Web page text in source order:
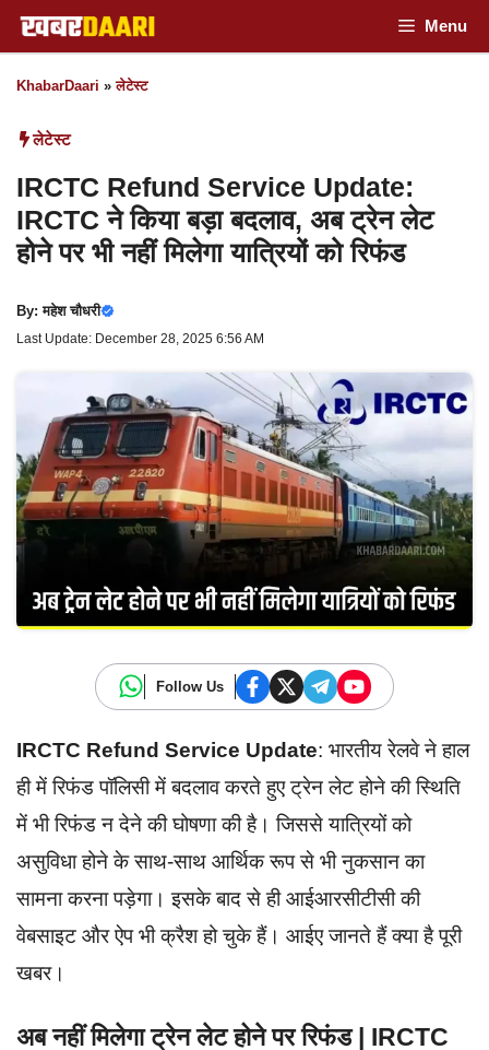
Skip
to
content
Menu
KhabarDaari »लेटेस्ट
लेटेस्ट
IRCTC Refund Service Update:
IRCTC ने किया बड़ा बदलाव, अब ट्रेन लेट
होने पर भी नहीं मिलेगा यात्रियों को रिफंड
By:महेश चौधरी
Last Update: December 28, 2025 6:56 AM
Follow Us
IRCTC Refund Service Update: भारतीय रेलवे ने हाल
ही में रिफंड पॉलिसी में बदलाव करते हुए ट्रेन लेट होने की स्थिति
में भी रिफंड न देने की घोषणा की है। जिससे यात्रियों को
असुविधा होने के साथ-साथ आर्थिक रूप से भी नुकसान का
सामना करना पड़ेगा। इसके बाद से ही आईआरसीटीसी की
वेबसाइट और ऐप भी क्रैश हो चुके हैं। आईए जानते हैं क्या है पूरी
खबर।
अब नहीं मिलेगा ट्रेन लेट होने पर रिफंड | IRCTC